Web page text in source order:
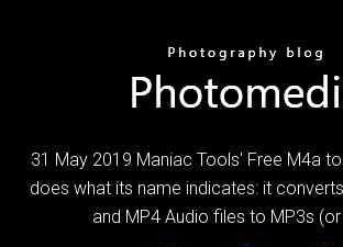
31 May 2019 Maniac Tools' Free M4a
does what its name indicates: it converts
and MP4 Audio files to MP3s (or